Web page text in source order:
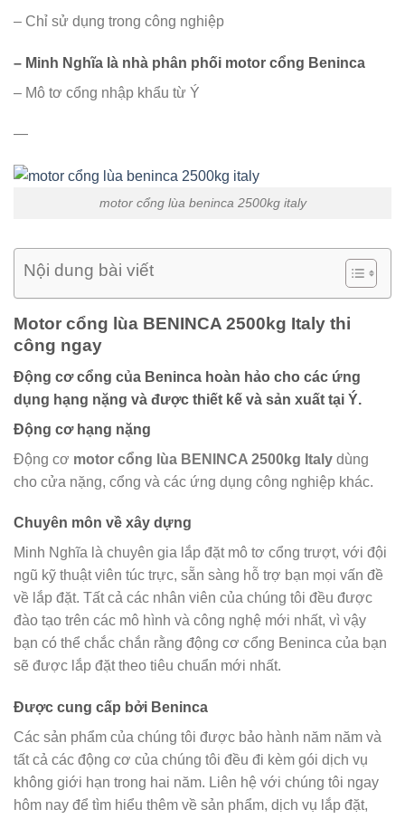
– Chỉ sử dụng trong công nghiệp
– Minh Nghĩa là nhà phân phối motor cổng Beninca
– Mô tơ cổng nhập khẩu từ Ý
—
motor cổng lùa beninca 2500kg italy
Nội dung bài viết
Motor cổng lùa BENINCA 2500kg Italy thi
công ngay
Động cơ cổng của Beninca hoàn hảo cho các ứng
dụng hạng nặng và được thiết kế và sản xuất tại Ý.
Động cơ hạng nặng
Động cơ motor cổng lùa BENINCA 2500kg Italy dùng
cho cửa nặng, cổng và các ứng dụng công nghiệp khác.
Chuyên môn về xây dựng
Minh Nghĩa là chuyên gia lắp đặt mô tơ cổng trượt, với đội
ngũ kỹ thuật viên túc trực, sẵn sàng hỗ trợ bạn mọi vấn đề
về lắp đặt. Tất cả các nhân viên của chúng tôi đều được
đào tạo trên các mô hình và công nghệ mới nhất, vì vậy
bạn có thể chắc chắn rằng động cơ cổng Beninca của bạn
sẽ được lắp đặt theo tiêu chuẩn mới nhất.
Được cung cấp bởi Beninca
Các sản phẩm của chúng tôi được bảo hành năm năm và
tất cả các động cơ của chúng tôi đều đi kèm gói dịch vụ
không giới hạn trong hai năm. Liên hệ với chúng tôi ngay
hôm nay để tìm hiểu thêm về sản phẩm, dịch vụ lắp đặt,